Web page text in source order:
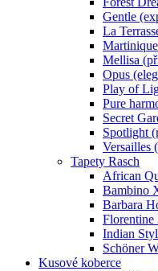
Gentle
La
Mellisa
Opus
Play of
Pure
Secret
Spotlight
Versailles
Tapety Rasch
African
Bambino
Barbara
Indian
Schöner
Kusové koberce